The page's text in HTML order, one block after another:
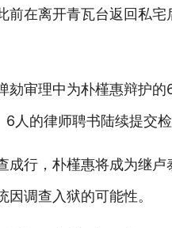
前在离开青瓦台返回私
劾审理中为朴槿惠辩护
6人的律师聘书陆续提交
成行，朴槿惠将成为继
调查入狱的可能性。